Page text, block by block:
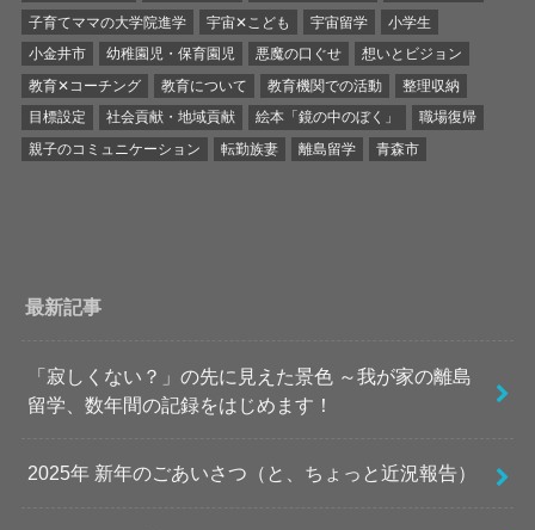
子育てママの大学院進学
宇宙✕こども 宇宙留学
小学生
小金井市
幼稚園児・保育園児 悪魔の口ぐせ
想いとビジョン
教育✕コーチング
教育について 教育機関での活動
整理収納
目標設定
社会貢献・地域貢献 絵本「鏡の中のぼく」
職場復帰
親子のコミュニケーション
転勤族妻 離島留学 青森市
最新記事
「寂しくない？」の先に見えた景色 ～我が家の離島
留学、数年間の記録をはじめます！
2025年 新年のごあいさつ（と、ちょっと近況報告）